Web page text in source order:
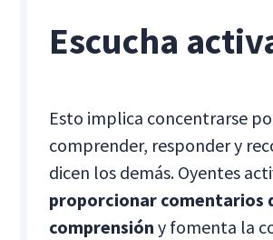
Escucha
Esto implica concentrarse
comprender, responder y
dicen los demás. Oyentes
proporcionar comentarios
comprensión y fomenta la